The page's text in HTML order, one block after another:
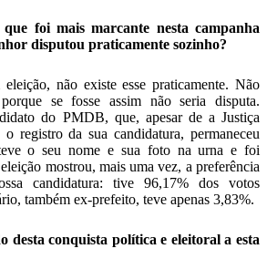
foi mais marcante nesta campanha
disputou praticamente sozinho?
não existe esse praticamente. Não
se fosse assim não seria disputa.
do PMDB, que, apesar de a Justiça
registro da sua candidatura, permaneceu
o seu nome e sua foto na urna e foi
mostrou, mais uma vez, a preferência
candidatura: tive 96,17% dos votos
também ex-prefeito, teve apenas 3,83%.
desta conquista política e eleitoral a esta